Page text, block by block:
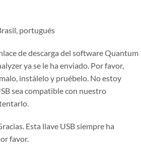
portugués
de descarga del software Quantum
ya se le ha enviado. Por favor,
instálelo y pruébelo. No estoy
sea compatible con nuestro
Esta llave USB siempre ha
favor.